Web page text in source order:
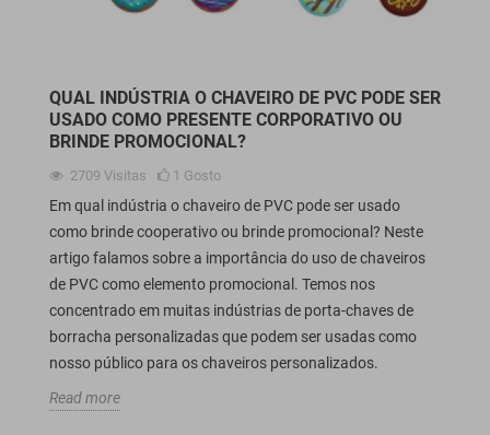
QUAL INDÚSTRIA O CHAVEIRO DE PVC PODE SER
USADO COMO PRESENTE CORPORATIVO OU
BRINDE PROMOCIONAL?
2709 Visitas 1 Gosto
Em qual indústria o chaveiro de PVC pode ser usado
como brinde cooperativo ou brinde promocional? Neste
artigo falamos sobre a importância do uso de chaveiros
de PVC como elemento promocional. Temos nos
concentrado em muitas indústrias de porta-chaves de
borracha personalizadas que podem ser usadas como
nosso público para os chaveiros personalizados.
Read more